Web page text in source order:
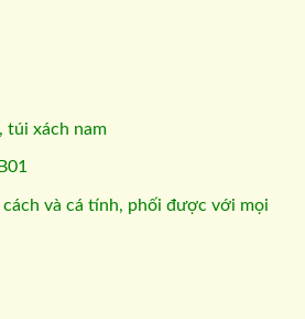
túi xách nam
và cá tính, phối được với mọi